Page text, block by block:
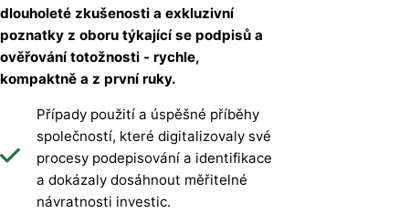
dlouholeté zkušenosti a exkluzivní
poznatky z oboru týkající se podpisů a
ověřování totožnosti - rychle,
kompaktně a z první ruky.
Případy použití a úspěšné příběhy
společností, které digitalizovaly své
procesy podepisování a identifikace
a dokázaly dosáhnout měřitelné
návratnosti investic.